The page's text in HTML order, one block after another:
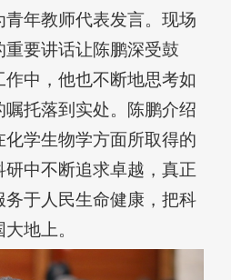
年教师代表发言。现场
要讲话让陈鹏深受鼓
中，他也不断地思考如
托落到实处。陈鹏介绍
学生物学方面所取得的
研中不断追求卓越，真正
于人民生命健康，把科
地上。